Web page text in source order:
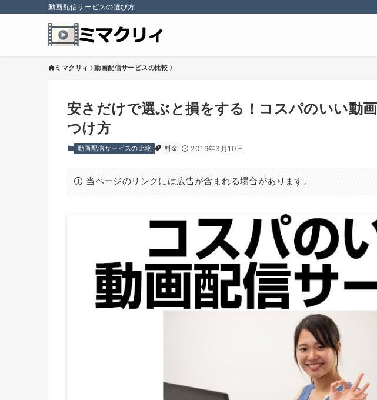
動画配信サービスの選び方
ミマクリィ 動画配信サービスの比較
安さだけで選ぶと損をする！コスパのいい動
つけ方
動画配信サービスの比較 料金 2019年3月10日
当ページのリンクには広告が含まれる場合があります。